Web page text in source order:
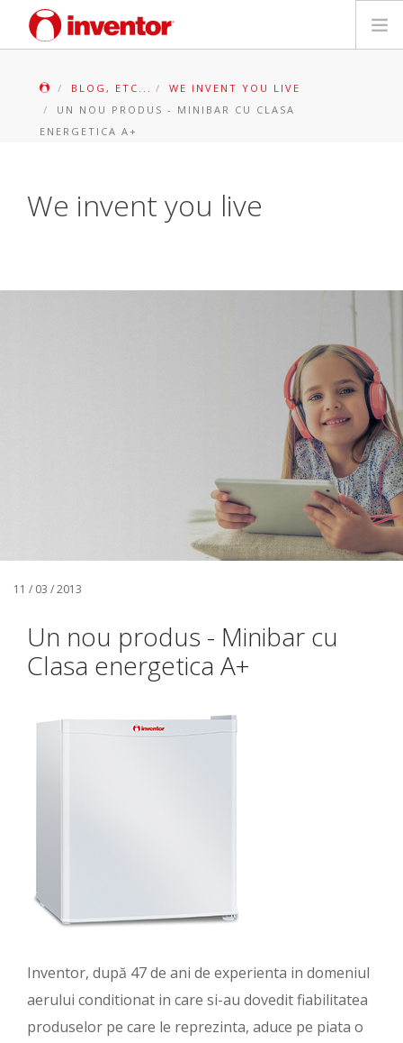
Store locator
BLOG, ETC...
WE INVENT YOU LIVE
UN NOU PRODUS - MINIBAR CU CLASA
ENERGETICA A+
We invent you live
11 / 03 / 2013
Un nou produs - Minibar cu
Clasa energetica A+
Inventor, după 47 de ani de experienta in domeniul
aerului conditionat in care si-au dovedit fiabilitatea
produselor pe care le reprezinta, aduce pe piata o